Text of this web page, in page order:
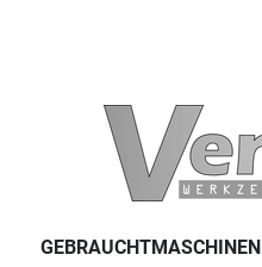
GEBRAUCHTMASCHINEN